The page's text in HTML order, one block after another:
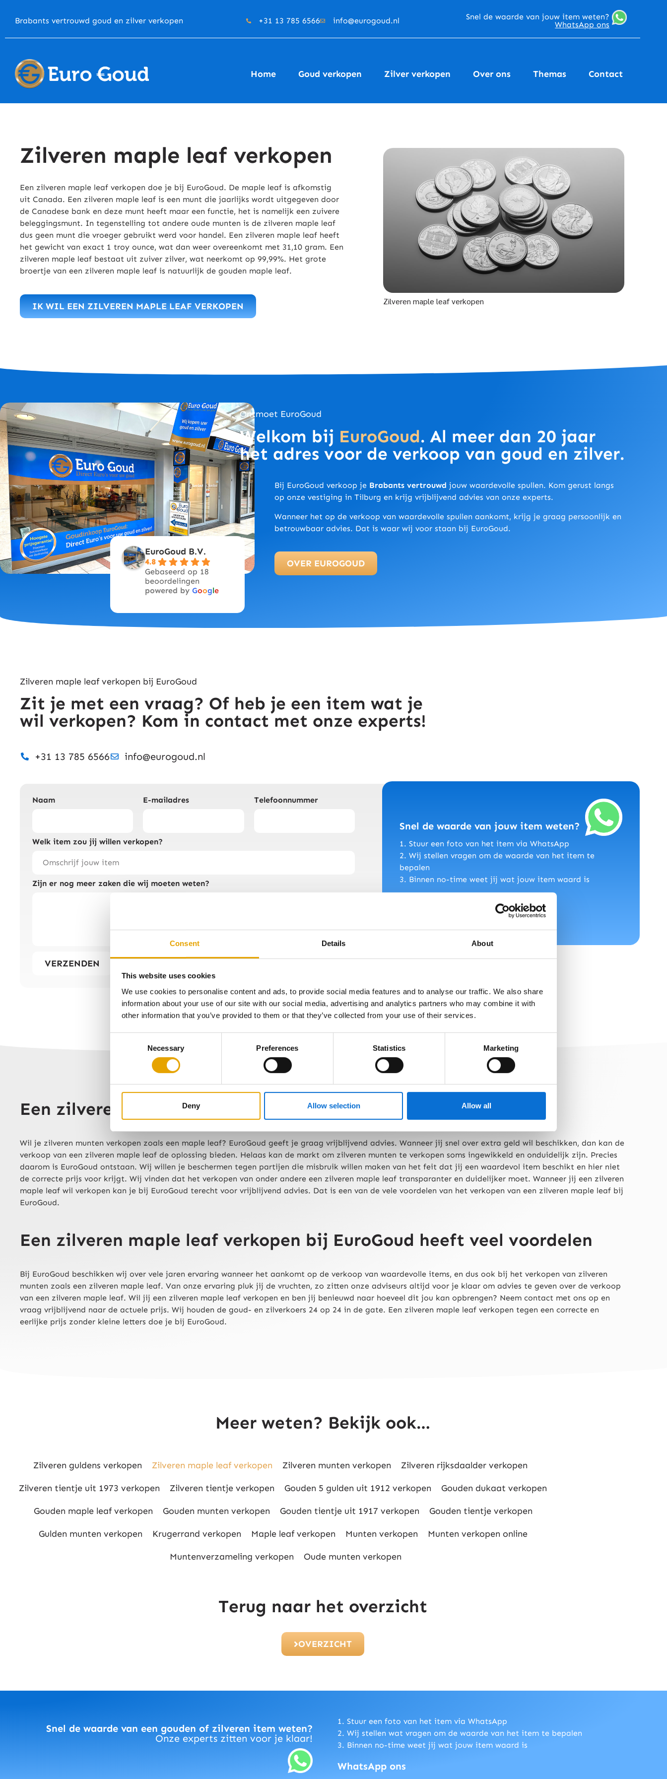
Consent Details About
This website uses cookies
We use cookies to personalise content and ads, to provide social media features and to analyse our traffic. We also share
information about your use of our site with our social media, advertising and analytics partners who may combine it with
other information that you’ve provided to them or that they’ve collected from your use of their services.
Necessary Preferences Statistics Marketing
Deny Allow selection Allow all
Brabants vertrouwd goud en zilver verkopen +31 13 785 6566 info@eurogoud.nl
Snel de waarde van jouw item weten?
WhatsApp ons
Home Goud verkopen Zilver verkopen Over ons Themas Contact
Zilveren maple leaf verkopen
Een zilveren maple leaf verkopen doe je bij EuroGoud. De maple leaf is afkomstig
uit Canada. Een zilveren maple leaf is een munt die jaarlijks wordt uitgegeven door
de Canadese bank en deze munt heeft maar een functie, het is namelijk een zuivere
beleggingsmunt. In tegenstelling tot andere oude munten is de zilveren maple leaf
dus geen munt die vroeger gebruikt werd voor handel. Een zilveren maple leaf heeft
het gewicht van exact 1 troy ounce, wat dan weer overeenkomt met 31,10 gram. Een
zilveren maple leaf bestaat uit zuiver zilver, wat neerkomt op 99,99%. Het grote
broertje van een zilveren maple leaf is natuurlijk de gouden maple leaf.
IK WIL EEN ZILVEREN MAPLE LEAF VERKOPEN Zilveren maple leaf verkopen
EuroGoud B.V.
4.8
Gebaseerd op 18
beoordelingen
powered byGoogle
Ontmoet EuroGoud
Welkom bij EuroGoud. Al meer dan 20 jaar
het adres voor de verkoop van goud en zilver.
Bij EuroGoud verkoop je Brabants vertrouwd jouw waardevolle spullen. Kom gerust langs
op onze vestiging in Tilburg en krijg vrijblijvend advies van onze experts.
Wanneer het op de verkoop van waardevolle spullen aankomt, krijg je graag persoonlijk en
betrouwbaar advies. Dat is waar wij voor staan bij EuroGoud.
OVER EUROGOUD
Zilveren maple leaf verkopen bij EuroGoud
Zit je met een vraag? Of heb je een item wat je
wil verkopen? Kom in contact met onze experts!
+31 13 785 6566 info@eurogoud.nl
Naam E-mailadres Telefoonnummer
Welk item zou jij willen verkopen?
Zijn er nog meer zaken die wij moeten weten?
VERZENDEN
Snel de waarde van jouw item weten?
1. Stuur een foto van het item via WhatsApp
2. Wij stellen vragen om de waarde van het item te
bepalen
3. Binnen no-time weet jij wat jouw item waard is
Een zilveren maple leaf verkopen doe je bij EuroGoud
Wil je zilveren munten verkopen zoals een maple leaf? EuroGoud geeft je graag vrijblijvend advies. Wanneer jij snel over extra geld wil beschikken, dan kan de
verkoop van een zilveren maple leaf de oplossing bieden. Helaas kan de markt om zilveren munten te verkopen soms ingewikkeld en onduidelijk zijn. Precies
daarom is EuroGoud ontstaan. Wij willen je beschermen tegen partijen die misbruik willen maken van het feit dat jij een waardevol item beschikt en hier niet
de correcte prijs voor krijgt. Wij vinden dat het verkopen van onder andere een zilveren maple leaf transparanter en duidelijker moet. Wanneer jij een zilveren
maple leaf wil verkopen kan je bij EuroGoud terecht voor vrijblijvend advies. Dat is een van de vele voordelen van het verkopen van een zilveren maple leaf bij
EuroGoud.
Een zilveren maple leaf verkopen bij EuroGoud heeft veel voordelen
Bij EuroGoud beschikken wij over vele jaren ervaring wanneer het aankomt op de verkoop van waardevolle items, en dus ook bij het verkopen van zilveren
munten zoals een zilveren maple leaf. Van onze ervaring pluk jij de vruchten, zo zitten onze adviseurs altijd voor je klaar om advies te geven over de verkoop
van een zilveren maple leaf. Wil jij een zilveren maple leaf verkopen en ben jij benieuwd naar hoeveel dit jou kan opbrengen? Neem contact met ons op en
vraag vrijblijvend naar de actuele prijs. Wij houden de goud- en zilverkoers 24 op 24 in de gate. Een zilveren maple leaf verkopen tegen een correcte en
eerlijke prijs zonder kleine letters doe je bij EuroGoud.
Meer weten? Bekijk ook…
Zilveren guldens verkopen Zilveren maple leaf verkopen Zilveren munten verkopen Zilveren rijksdaalder verkopen
Zilveren tientje uit 1973 verkopen Zilveren tientje verkopen Gouden 5 gulden uit 1912 verkopen Gouden dukaat verkopen
Gouden maple leaf verkopen Gouden munten verkopen Gouden tientje uit 1917 verkopen Gouden tientje verkopen
Gulden munten verkopen Krugerrand verkopen Maple leaf verkopen Munten verkopen Munten verkopen online
Muntenverzameling verkopen Oude munten verkopen
Terug naar het overzicht
OVERZICHT
Snel de waarde van een gouden of zilveren item weten?
Onze experts zitten voor je klaar!
1. Stuur een foto van het item via WhatsApp
2. Wij stellen wat vragen om de waarde van het item te bepalen
3. Binnen no-time weet jij wat jouw item waard is
WhatsApp ons